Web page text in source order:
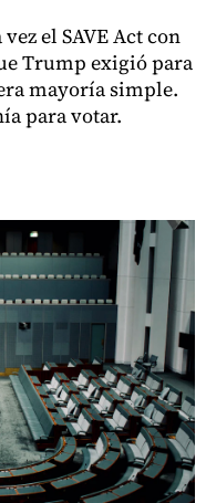
el SAVE Act con
Trump exigió para
mayoría simple.
para votar.